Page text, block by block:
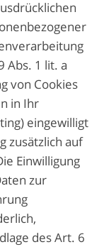
Abs. 1 lit. a
von Cookies
in Ihr
eingewilligt
zusätzlich auf
Einwilligung
zur
des Art. 6